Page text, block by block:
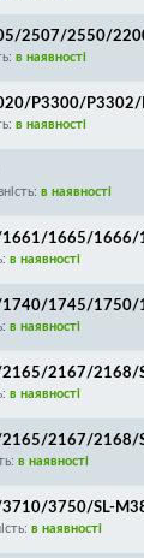
2507/2550/
в наявності
P3300/
в наявності
в наявності
1661/1665/
MLT-D1043S/
в наявності
1740/1745/
4100/4116/
3140/3155/
в наявності
2165/2167/
D101S/MLT-
в наявності
2165/2167/
D101S/MLT-
в наявності
3710/3750/SL-
3335/3345/
в наявності